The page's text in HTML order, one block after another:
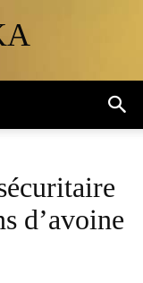
d’avoine